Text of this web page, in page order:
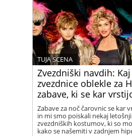
Zvezdniški navdih:
zvezdnice oblekle za
zabave, ki se kar
TUJA SCENA
Zabave za noč čarovnic se kar
in mi smo poiskali nekaj
zvezdniških kostumov, ki so
kako se našemiti v zadnjem